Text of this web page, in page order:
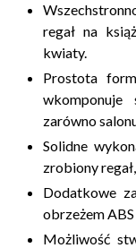
regał na
kwiaty.
Prostota
zarówno
Solidne
zrobiony
Dodatkowe
obrzeżem
Możliwość